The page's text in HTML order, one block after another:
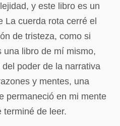
y este libro es un
La cuerda rota cerré el
de tristeza, como si
una libro de mí mismo,
poder de la narrativa
y mentes, una
permaneció en mi mente
terminé de leer.